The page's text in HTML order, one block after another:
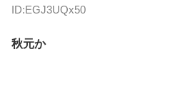
ID:EGJ3UQx50
秋元か